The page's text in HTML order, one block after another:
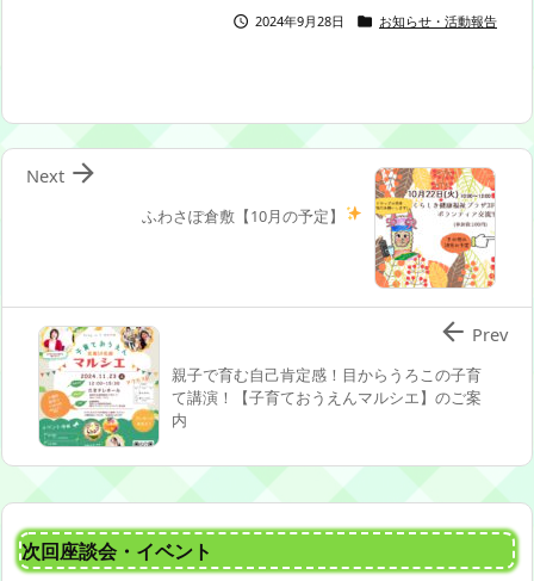
 2024年9月28日  お知らせ・活動報告
ふわさぽ倉敷【10月の予定】

Next
親子で育む自己肯定感！目からうろこの子育
て講演！【子育ておうえんマルシエ】のご案
内
 Prev
次回座談会・イベント